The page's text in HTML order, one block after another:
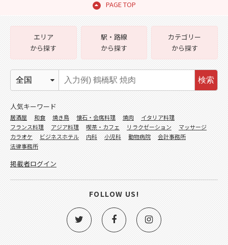
PAGE TOP
エリア
から探す
駅・路線
から探す
カテゴリー
から探す
検索
人気キーワード
居酒屋 和食 焼き鳥 懐石・会席料理 焼肉
イタリア料理
フランス料理
アジア料理 喫茶・カフェ リラクゼーション
マッサージ
カラオケ
ビジネスホテル 内科 小児科 動物病院
会計事務所
法律事務所
掲載者ログイン
FOLLOW US!